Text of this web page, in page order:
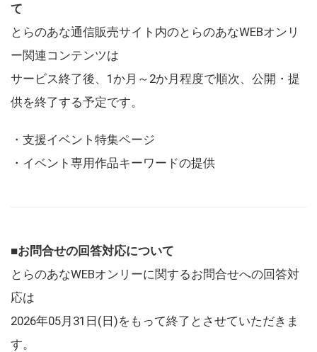
て
とらのあな通信販売サイト内のとらのあなWEBオンリ
ー関連コンテンツは
サービス終了後、1か月～2か月程度で順次、公開・提
供を終了する予定です。
・支援イベント特集ページ
・イベント専用作品キーワードの提供
■お問合せの回答対応について
とらのあなWEBオンリーに関するお問合せへの回答対
応は
2026年05月31日(日)をもって終了とさせていただきま
す。